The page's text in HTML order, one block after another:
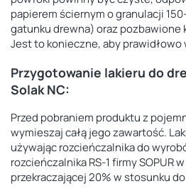
papierem ściernym o granulacji
gatunku drewna)oraz pozbawione
Jest to konieczne, aby prawidłowo
Przygotowanie lakieru do
Solak NC:
Przed pobraniem produktu z
wymieszaj całą jego zawartość.
używając rozcieńczalnika do
rozcieńczalnika RS-1 firmy SOPUR
przekraczającej 20% w stosunku